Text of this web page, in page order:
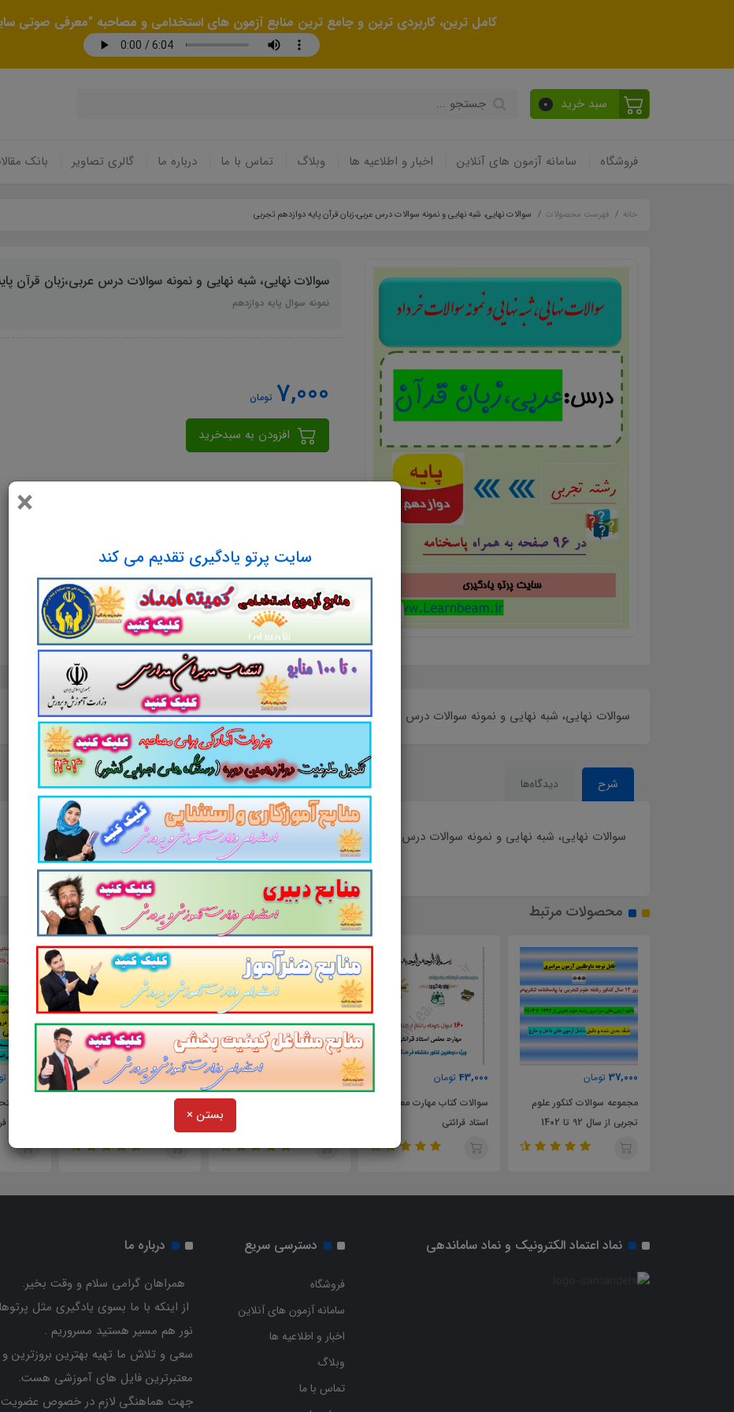
کامل ترین، کاربردی ترین و جامع ترین منابع آزمون های استخدامی و مصاحبه "معرفی صوتی
سبد خرید 0
فروشگاه سامانه آزمون های آنلاین اخبار و اطلاعیه ها وبلاگ تماس با ما درباره ما گالری تصاویر بانک
×
سایت پرتو یادگیری تقدیم می کند
بستن ×
خانه فهرست محصولات سوالات نهایی، شبه نهایی و نمونه سوالات درس عربی،زبان قرآن پایه دوازدهم تجربی
سوالات نهایی، شبه نهایی و نمونه سوالات درس عربی،زبان قرآن
نمونه سوال پایه دوازدهم
7,000 تومان
سوالات نهایی، شبه نهایی و نمونه سوالات درس عربی،زبان قرآن پایه دوازدهم تجربی در 96 صفحه
شرح دیدگاه‌ها
سوالات نهایی، شبه نهایی و نمونه سوالات درس عربی،زبان قرآن پایه دوازدهم تجربی در 96 صفحه
محصولات مرتبط
مجموعه سوالات کنکور علوم
سوالات کتاب مهارت معلمی
استاد قرائتی
تومان
بسته ویژه منبع هوش و
کنکور دانشگاه فرهنگیان)
59,000 تومان
منابع امتحانی کنکور اختصاصی
دانشگاه فرهنگیان ویژه رشته
59,000 تومان
منابع امتحانی کنکور
دانشگاه فرهنگیان ویژه
نماد اعتماد الکترونیک و نماد ساماندهی دسترسی سریع
فروشگاه
سامانه آزمون های آنلاین
اخبار و اطلاعیه ها
وبلاگ
تماس با ما
درباره ما
همراهان گرامی سلام و وقت بخیر.
از اینکه با ما بسوی یادگیری مثل
نور هم مسیر هستید مسروریم .
سعی و تلاش ما تهیه بهترین بروزترین و
معتبرترین فایل های آموزشی هست.
جهت هماهنگی لازم در خصوص